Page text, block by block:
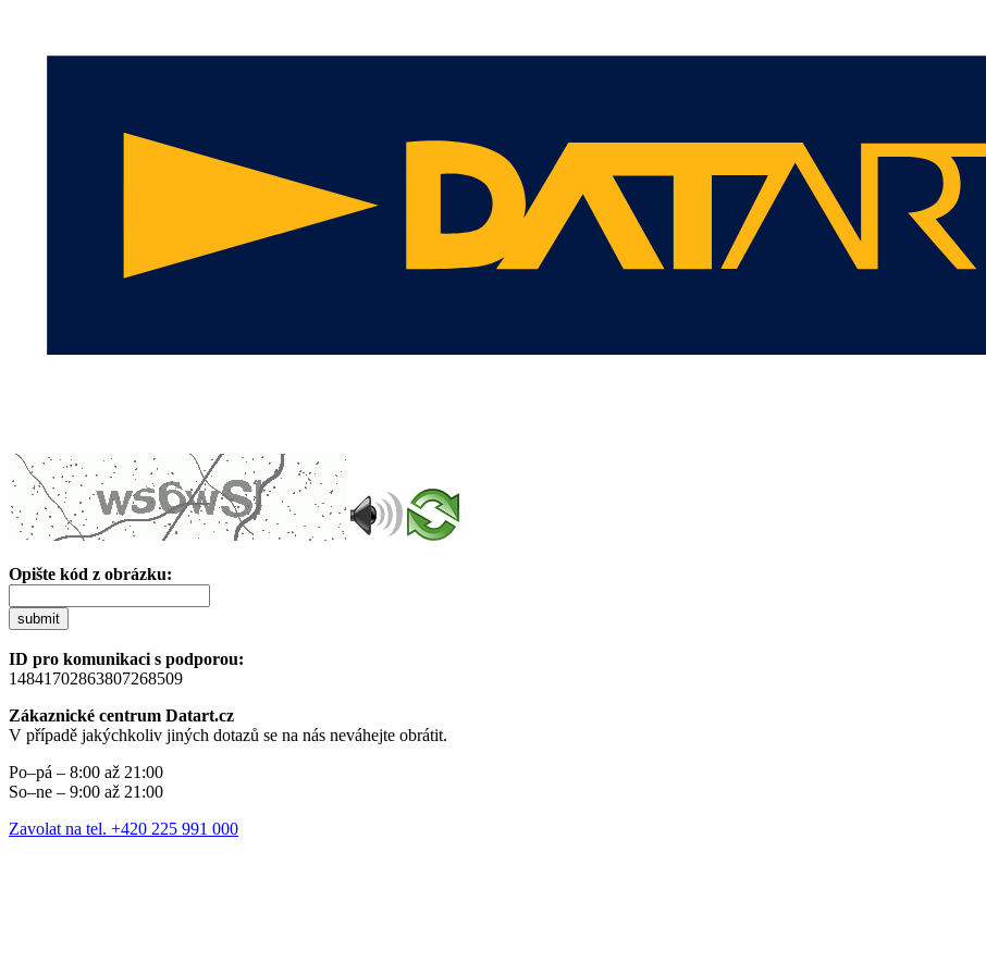
Opište kód z obrázku:
submit
ID pro komunikaci s podporou:
14841702863807268509
Zákaznické centrum Datart.cz
V případě jakýchkoliv jiných dotazů se na nás neváhejte obrátit.
Po–pá – 8:00 až 21:00
So–ne – 9:00 až 21:00
Zavolat na tel. +420 225 991 000